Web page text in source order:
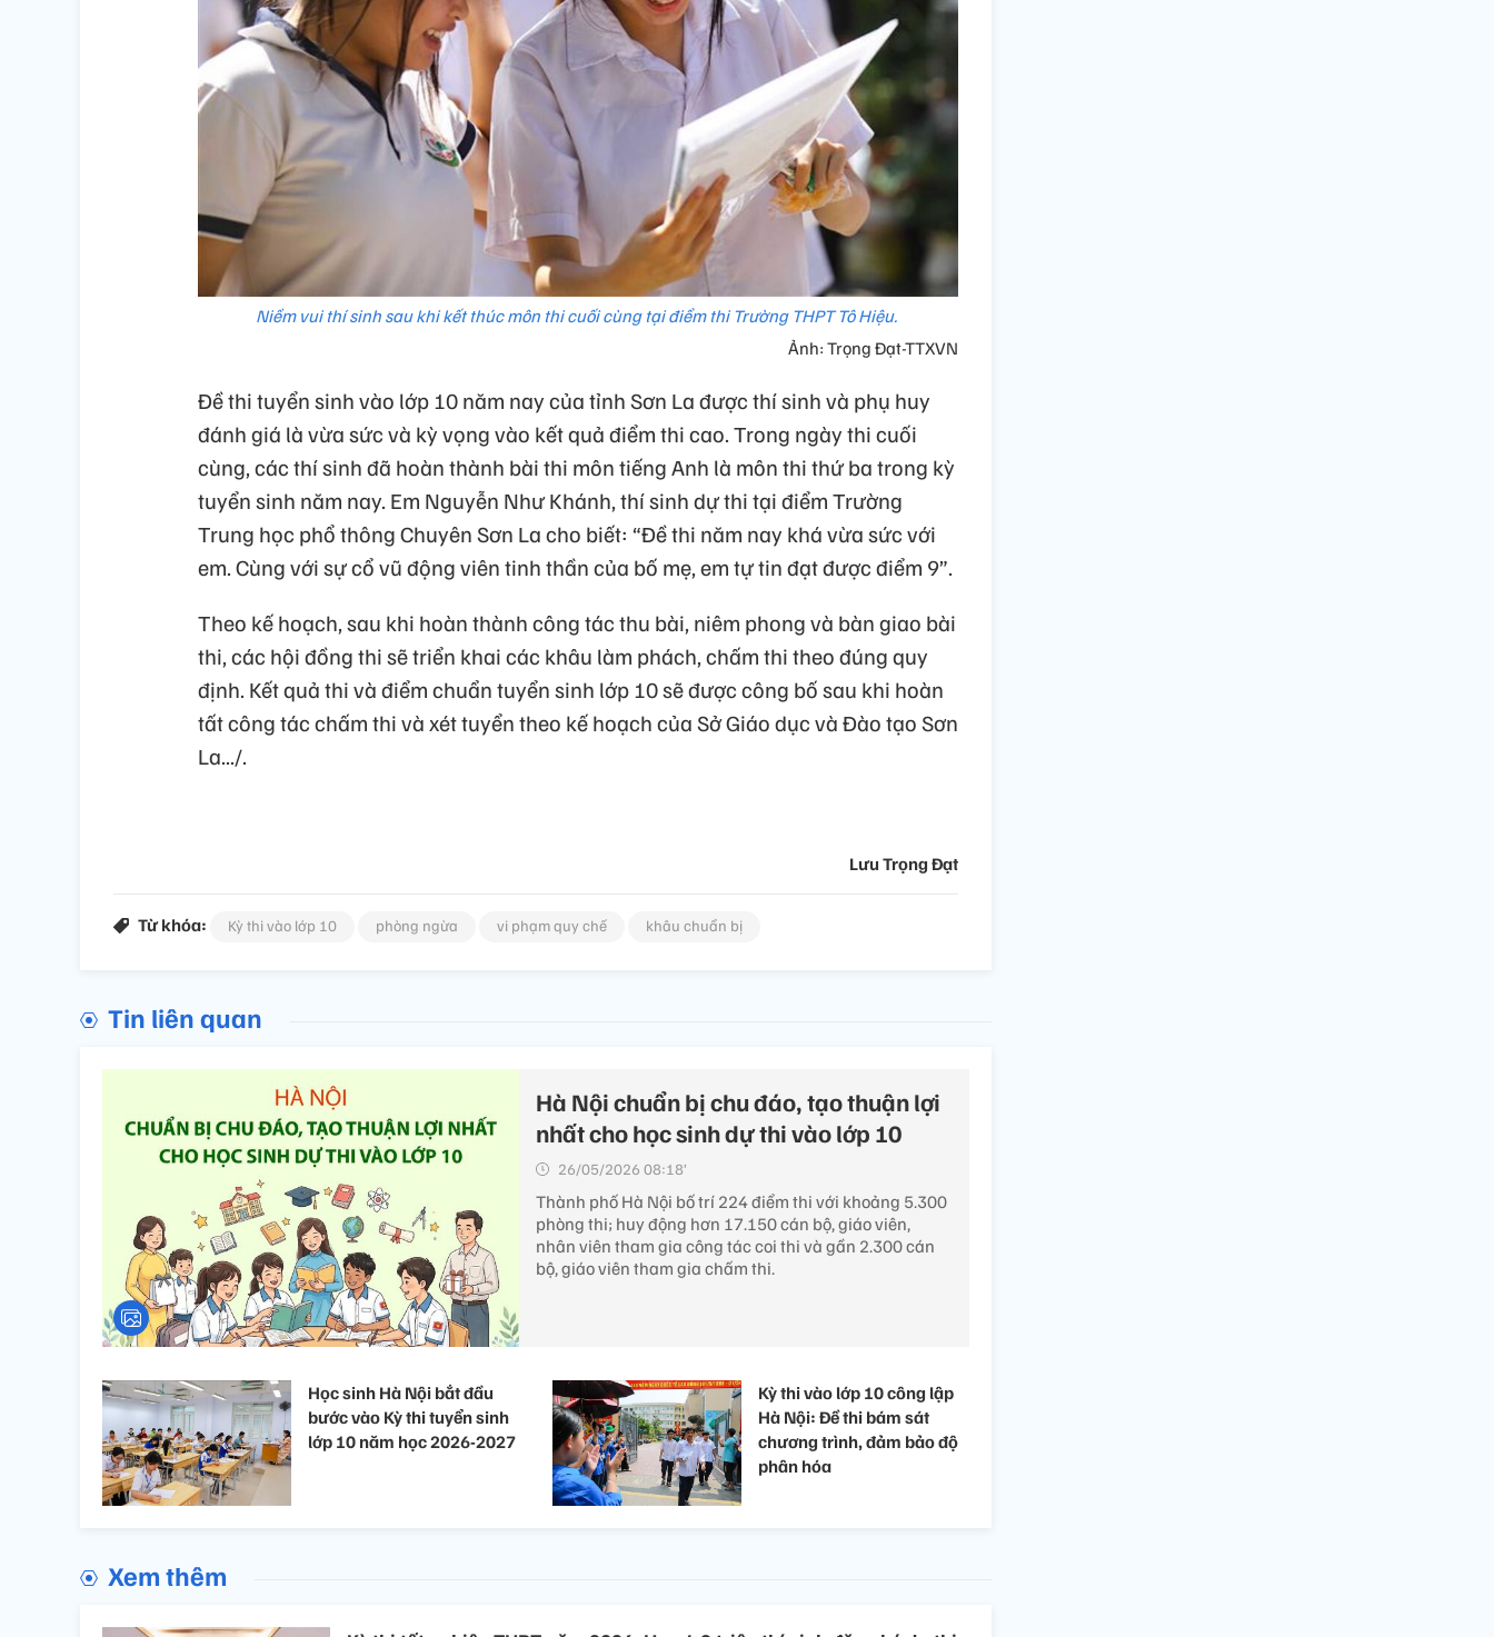
Niềm vui thí sinh sau khi kết thúc môn thi cuối cùng tại điểm thi Trường THPT Tô Hiệu.
Ảnh: Trọng Đạt-TTXVN
Đề thi tuyển sinh vào lớp 10 năm nay của tỉnh Sơn La được thí sinh và phụ huy
đánh giá là vừa sức và kỳ vọng vào kết quả điểm thi cao. Trong ngày thi cuối
cùng, các thí sinh đã hoàn thành bài thi môn tiếng Anh là môn thi thứ ba trong kỳ
tuyển sinh năm nay. Em Nguyễn Như Khánh, thí sinh dự thi tại điểm Trường
Trung học phổ thông Chuyên Sơn La cho biết: “Đề thi năm nay khá vừa sức với
em. Cùng với sự cổ vũ động viên tinh thần của bố mẹ, em tự tin đạt được điểm 9”.
Theo kế hoạch, sau khi hoàn thành công tác thu bài, niêm phong và bàn giao bài
thi, các hội đồng thi sẽ triển khai các khâu làm phách, chấm thi theo đúng quy
định. Kết quả thi và điểm chuẩn tuyển sinh lớp 10 sẽ được công bố sau khi hoàn
tất công tác chấm thi và xét tuyển theo kế hoạch của Sở Giáo dục và Đào tạo Sơn
La.../.
Lưu Trọng Đạt
Từ khóa: Kỳ thi vào lớp 10 phòng ngừa vi phạm quy chế khâu chuẩn bị
Tin liên quan
Hà Nội chuẩn bị chu đáo, tạo thuận lợi
nhất cho học sinh dự thi vào lớp 10
26/05/2026 08:18’
Thành phố Hà Nội bố trí 224 điểm thi với khoảng 5.300
phòng thi; huy động hơn 17.150 cán bộ, giáo viên,
nhân viên tham gia công tác coi thi và gần 2.300 cán
bộ, giáo viên tham gia chấm thi.
Học sinh Hà Nội bắt đầu
bước vào Kỳ thi tuyển sinh
lớp 10 năm học 2026-2027
Kỳ thi vào lớp 10 công lập
Hà Nội: Đề thi bám sát
chương trình, đảm bảo độ
phân hóa
Xem thêm